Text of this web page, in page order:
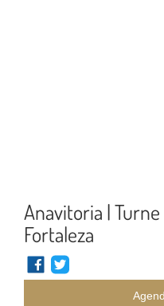
Anavitoria |
Fortaleza